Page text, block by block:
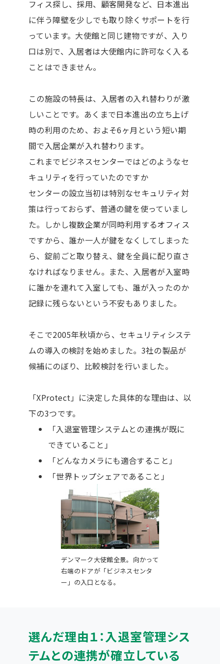
フィス探し、採用、顧客開発など、日本進出
に伴う障壁を少しでも取り除くサポートを行
っています。大使館と同じ建物ですが、入り
口は別で、入居者は大使館内に許可なく入る
ことはできません。
この施設の特長は、入居者の入れ替わりが激
しいことです。あくまで日本進出の立ち上げ
時の利用のため、およそ6ヶ月という短い期
間で入居企業が入れ替わります。
これまでビジネスセンターではどのようなセ
キュリティを行っていたのですか
センターの設立当初は特別なセキュリティ対
策は行っておらず、普通の鍵を使っていまし
た。しかし複数企業が同時利用するオフィス
ですから、誰か一人が鍵をなくしてしまった
ら、錠前ごと取り替え、鍵を全員に配り直さ
なければなりません。また、入居者が入室時
に誰かを連れて入室しても、誰が入ったのか
記録に残らないという不安もありました。
そこで2005年秋頃から、セキュリティシステ
ムの導入の検討を始めました。3社の製品が
候補にのぼり、比較検討を行いました。
「XProtect」に決定した具体的な理由は、以
下の3つです。
「入退室管理システムとの連携が既に
できていること」
「どんなカメラにも適合すること」
「世界トップシェアであること」
デンマーク大使館全景。向かって
右端のドアが「ビジネスセンタ
ー」の入口となる。
選んだ理由１：入退室管理シス
テムとの連携が確立している